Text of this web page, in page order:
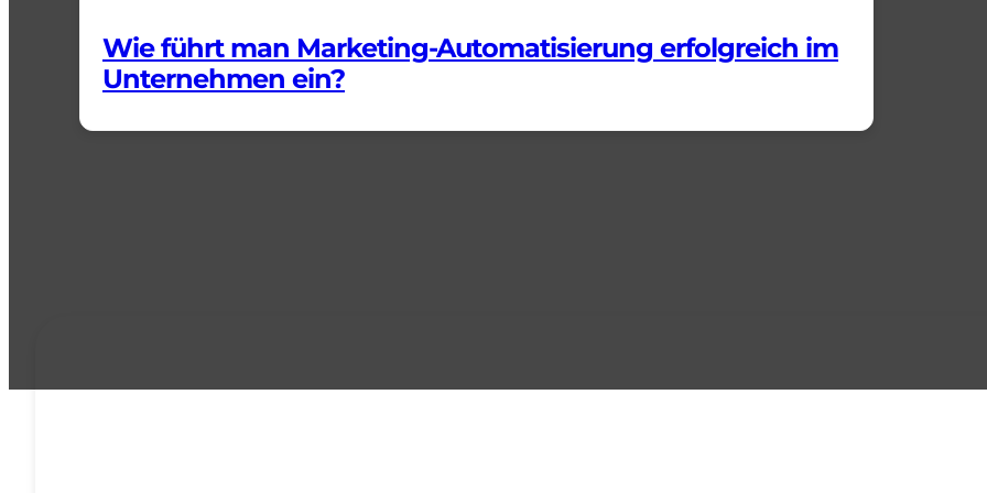
Wie führt man Marketing-Automatisierung erfolgreich im
Unternehmen ein?